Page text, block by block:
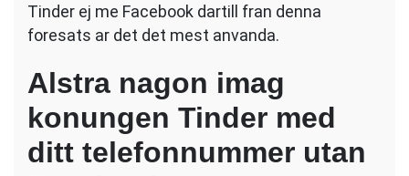
Tinder ej me Facebook dartill fran denna
foresats ar det det mest anvanda.
Alstra nagon imag
konungen Tinder med
ditt telefonnummer utan